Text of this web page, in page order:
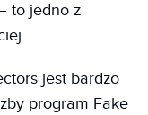
to jedno z
jest bardzo
program Fake